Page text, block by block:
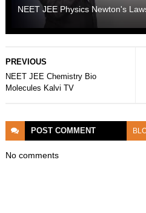
NEET JEE Physics Newton's
PREVIOUS
NEET JEE Chemistry Bio
Molecules Kalvi TV
POST COMMENT
No comments